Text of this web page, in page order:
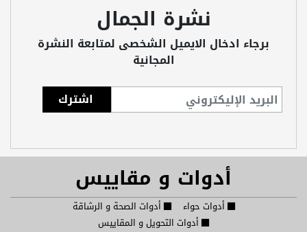
نشرة الجمال
برجاء ادخال الايميل الشخصى لمتابعة النشرة
المجانية
أدوات و مقاييس
أدوات حواء
أدوات الصحة و الرشاقة
أدوات التحويل و المقاييس